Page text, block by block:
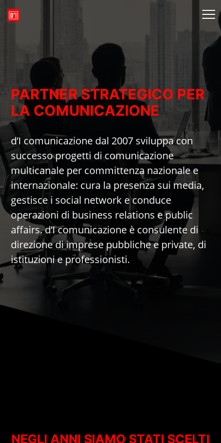
PARTNER STRATEGICO PER
LA COMUNICAZIONE
d’I comunicazione dal 2007 sviluppa con
successo progetti di comunicazione
multicanale per committenza nazionale e
internazionale: cura la presenza sui media,
gestisce i social network e conduce
operazioni di business relations e public
affairs. d’I comunicazione è consulente di
direzione di imprese pubbliche e private, di
istituzioni e professionisti.
NEGLI ANNI SIAMO STATI SCELTI